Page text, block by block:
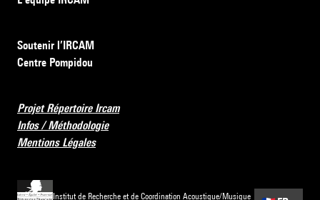
Soutenir l’IRCAM
Centre Pompidou
Projet Répertoire Ircam
Infos / Méthodologie
Mentions Légales
Institut de Recherche et de Coordination Acoustique/Musique